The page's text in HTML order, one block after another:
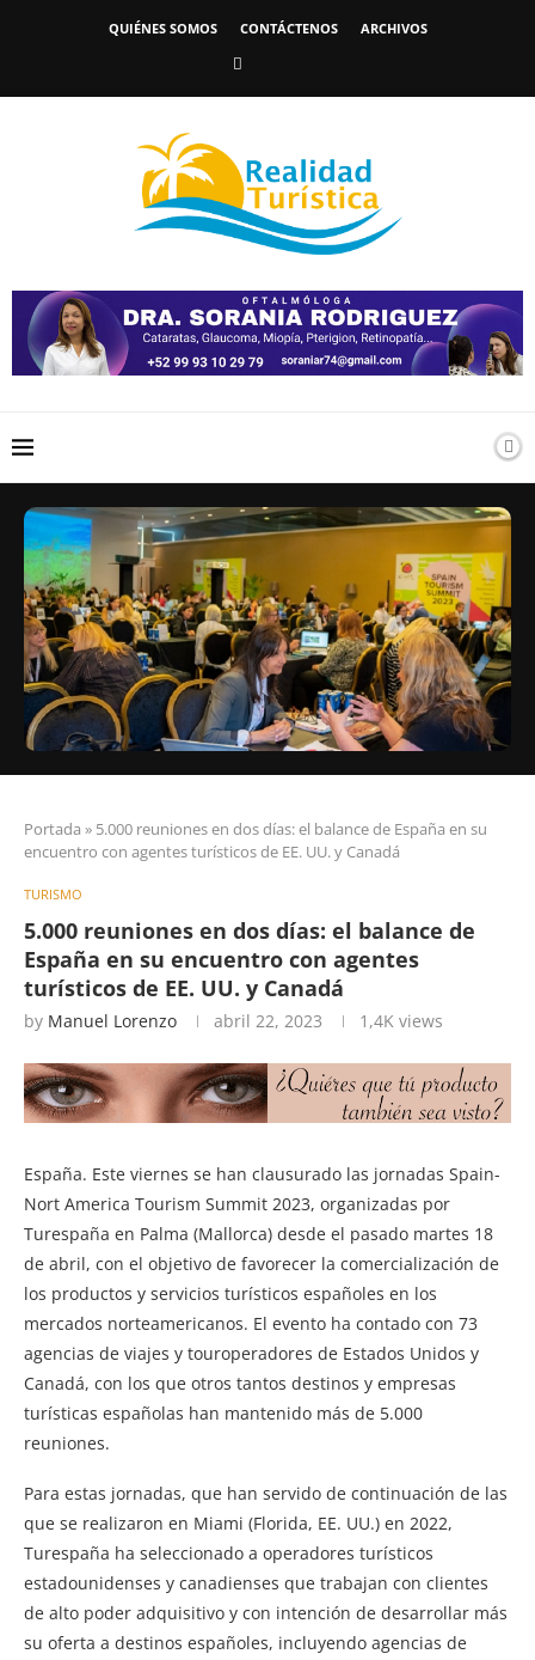
QUIÉNES SOMOS CONTÁCTENOS ARCHIVOS
Portada » 5.000 reuniones en dos días: el balance de España en su
encuentro con agentes turísticos de EE. UU. y Canadá
TURISMO
5.000 reuniones en dos días: el balance de
España en su encuentro con agentes
turísticos de EE. UU. y Canadá
by Manuel Lorenzo abril 22, 2023 1,4K views
España. Este viernes se han clausurado las jornadas Spain-
Nort America Tourism Summit 2023, organizadas por
Turespaña en Palma (Mallorca) desde el pasado martes 18
de abril, con el objetivo de favorecer la comercialización de
los productos y servicios turísticos españoles en los
mercados norteamericanos. El evento ha contado con 73
agencias de viajes y touroperadores de Estados Unidos y
Canadá, con los que otros tantos destinos y empresas
turísticas españolas han mantenido más de 5.000
reuniones.
Para estas jornadas, que han servido de continuación de las
que se realizaron en Miami (Florida, EE. UU.) en 2022,
Turespaña ha seleccionado a operadores turísticos
estadounidenses y canadienses que trabajan con clientes
de alto poder adquisitivo y con intención de desarrollar más
su oferta a destinos españoles, incluyendo agencias de